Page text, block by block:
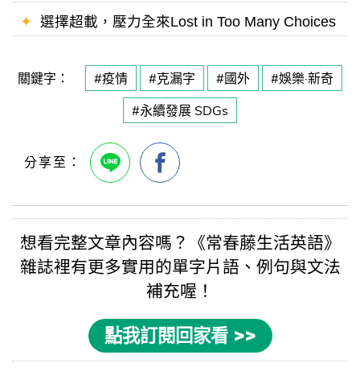
✦ 選擇超載，壓力全來Lost in Too Many Choices
關鍵字： #疫情 #克漏字 #國外
#娛樂·新奇
#永續發展 SDGs
想看完整文章內容嗎？《常春藤生活英語》
雜誌裡有更多實用的單字片語 、例句與文法
補充喔！
點我訂閱回家看 >>